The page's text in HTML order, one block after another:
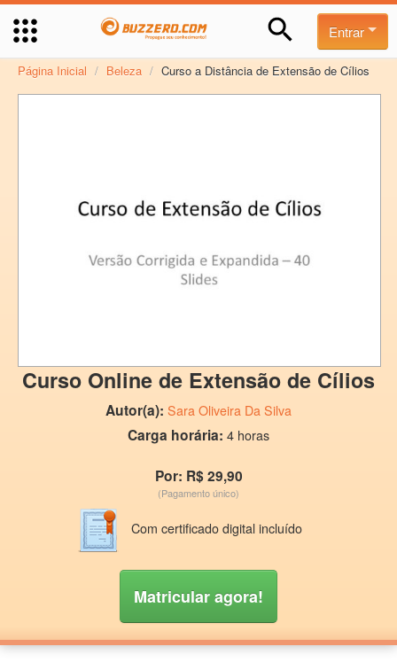
Entrar
Página Inicial / Beleza / Curso a Distância de Extensão de Cílios
Curso Online de Extensão de Cílios
Autor(a): Sara Oliveira Da Silva
Carga horária: 4 horas
Por: R$ 29,90
(Pagamento único)
Com certificado digital incluído
Matricular agora!